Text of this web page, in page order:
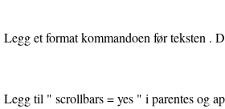
Legg et format kommandoen før teksten .
Legg til " scrollbars = yes " i parentes og